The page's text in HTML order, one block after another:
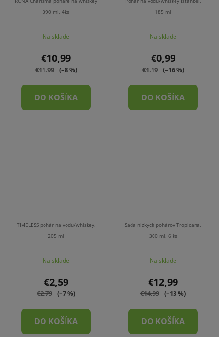
390 ml, 4ks
Na sklade
€10,99
€11,99 (–8 %)
DO KOŠÍKA
185 ml
Na sklade
€0,99
€1,19 (–16 %)
DO KOŠÍKA
TIMELESS pohár na vodu/whiskey,
205 ml
Na sklade
€2,59
€2,79 (–7 %)
DO KOŠÍKA
Sada nízkych pohárov Tropicana,
300 ml, 6 ks
Na sklade
€12,99
€14,99 (–13 %)
DO KOŠÍKA